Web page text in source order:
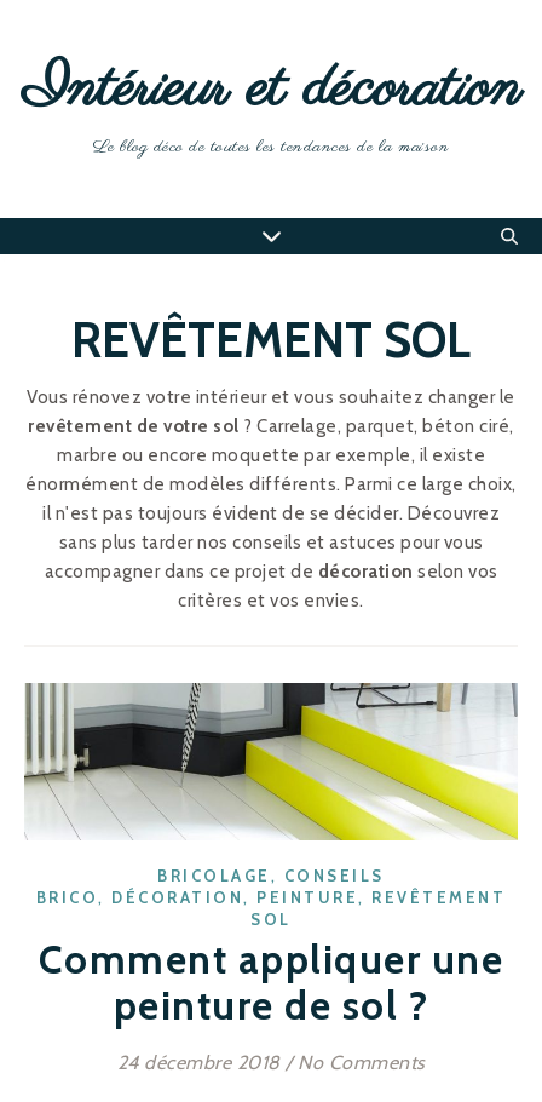
Intérieur et décoration
Le blog déco de toutes les tendances de la maison
REVÊTEMENT SOL
Vous rénovez votre intérieur et vous souhaitez changer le
revêtement de votre sol ? Carrelage, parquet, béton ciré,
marbre ou encore moquette par exemple, il existe
énormément de modèles différents. Parmi ce large choix,
il n'est pas toujours évident de se décider. Découvrez
sans plus tarder nos conseils et astuces pour vous
accompagner dans ce projet de décoration selon vos
critères et vos envies.
BRICOLAGE ,
CONSEILS
BRICO , DÉCORATION , PEINTURE ,
REVÊTEMENT
SOL
Comment appliquer une
peinture de sol ?
24 décembre 2018 / No Comments